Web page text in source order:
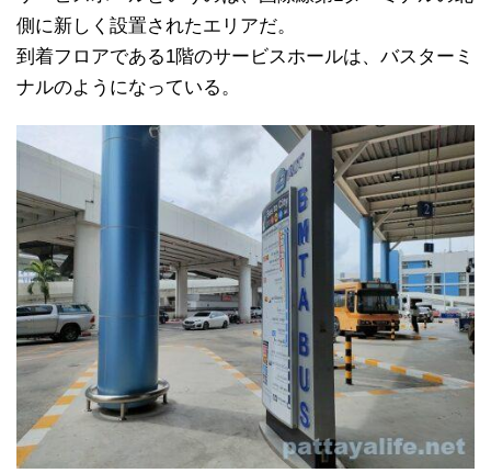
側に新しく設置されたエリアだ。
到着フロアである1階のサービスホールは、バスターミ
ナルのようになっている。